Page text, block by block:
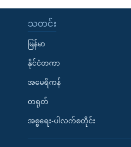
သတင်း
မြန်မာ
နိုင်ငံတကာ
အမေရိကန်
တရုတ်
အစ္စရေး-ပါလက်စတိုင်း